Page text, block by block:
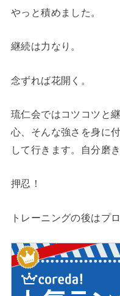
やっと積めました。
継続は力なり。
念ずれば花開く。
琉仁会ではコツコツと
心、そんな強さを身に
して行きます。自分磨
押忍！
トレーニングの後はプ